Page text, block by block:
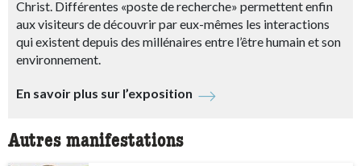
Christ. Différentes «poste de recherche» permettent enfin
aux visiteurs de découvrir par eux-mêmes les interactions
qui existent depuis des millénaires entre l’être humain et son
environnement.
En savoir plus sur l’exposition
Autres manifestations